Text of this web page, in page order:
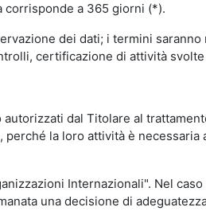
corrisponde a 365 giorni (*).
dei dati; i termini
certificazione di attività
dal Titolare al
la loro attività è
Internazionali". Nel
una decisione di